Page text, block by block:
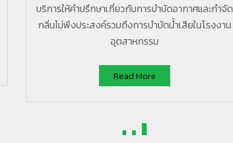
บริการให้คำปรึกษาเกี่ยวกับการบำบัดอากาศและกำจัด
กลิ่นไม่พึงประสงค์รวมถึงการบำบัดน้ำเสียในโรงงาน
อุตสาหกรรม
Read More